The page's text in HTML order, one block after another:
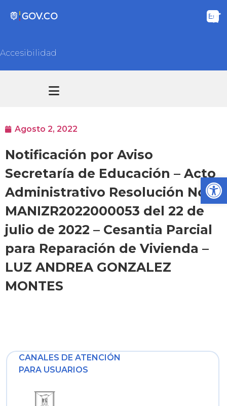
Accesibilidad
Agosto 2, 2022
Notificación por Aviso
Secretaría de Educación – Acto
Administrativo Resolución No.
MANIZR2022000053 del 22 de
julio de 2022 – Cesantia Parcial
para Reparación de Vivienda –
LUZ ANDREA GONZALEZ
MONTES
CANALES DE ATENCIÓN
PARA USUARIOS